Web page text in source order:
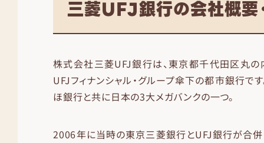
三菱UFJ銀行の会社概要
株式会社三菱UFJ銀行は、東京都千代田区丸の
UFJフィナンシャル・グループ傘下の都市銀行で
ほ銀行と共に日本の3大メガバンクの一つ。
2006年に当時の東京三菱銀行とUFJ銀行が合併